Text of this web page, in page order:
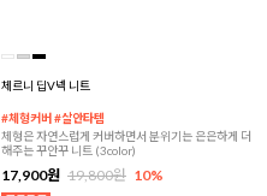
체르니 딥V넥 니트
#체형커버 #살안타템
체형은 자연스럽게 커버하면서 분위기는 은은하게 더
해주는 꾸안꾸 니트 (3color)
17,900원 19,800원 10%